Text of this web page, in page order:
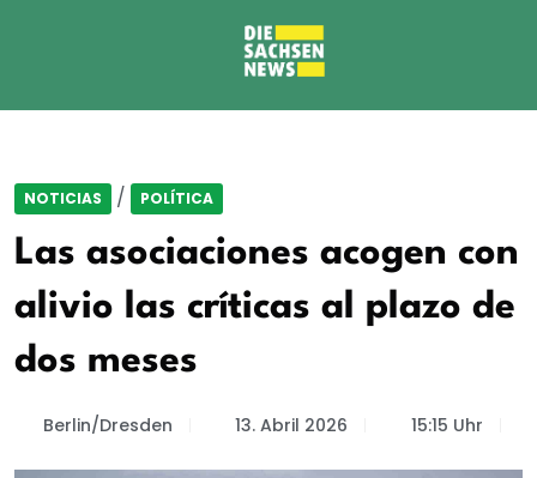
NOTICIAS / POLÍTICA
Las asociaciones acogen con
alivio las críticas al plazo de
dos meses
Berlin/Dresden 13. Abril 2026 15:15 Uhr